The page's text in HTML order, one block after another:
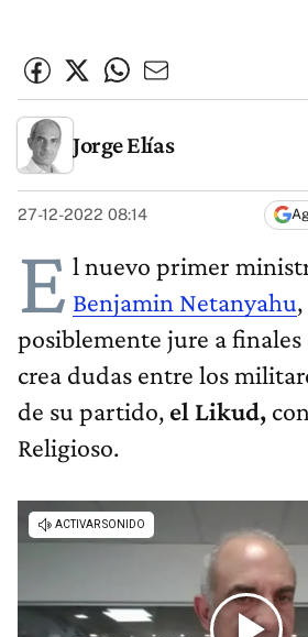
Jorge Elías
27-12-2022 08:14
E l nuevo primer
Benjamin Netanyahu
posiblemente jure a finales
crea dudas entre los
de su partido, el Likud,
Religioso.